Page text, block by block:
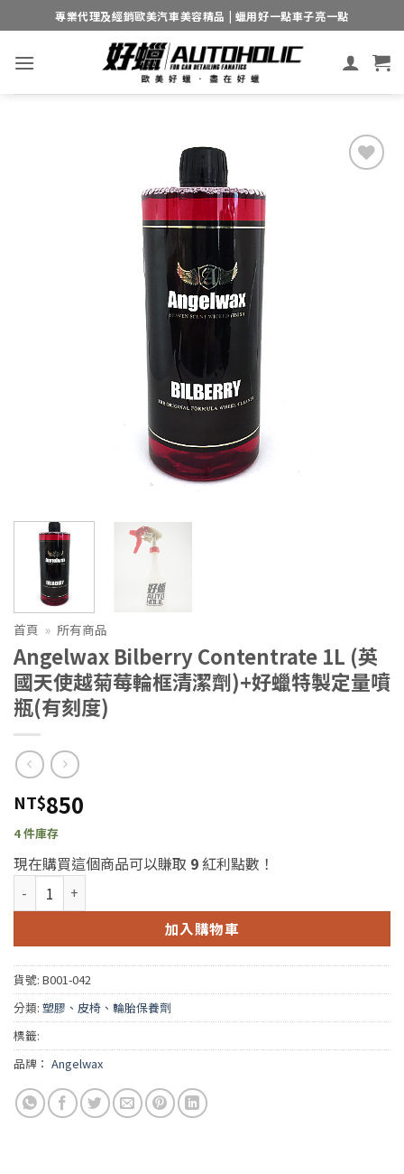
to
content
專業代理及經銷歐美汽車美容精品 | 蠟用好一點車子亮一點
首頁 » 所有商品
Angelwax Bilberry Contentrate 1L (英
國天使越菊莓輪框清潔劑)+好蠟特製定量噴
瓶(有刻度)
NT$850
4 件庫存
現在購買這個商品可以賺取 9紅利點數！
Angelwax Bilberry Contentrate 1L (英國天使越菊莓輪框清潔劑)+
加入購物車
貨號: B001-042
分類: 塑膠、皮椅、輪胎保養劑
標籤:
品牌： Angelwax